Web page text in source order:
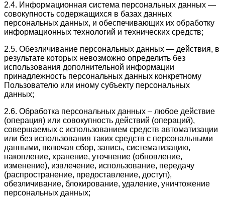
2.4. Информационная система персональных данных —
совокупность содержащихся в базах данных
персональных данных, и обеспечивающих их обработку
информационных технологий и технических средств;
2.5. Обезличивание персональных данных — действия, в
результате которых невозможно определить без
использования дополнительной информации
принадлежность персональных данных конкретному
Пользователю или иному субъекту персональных
данных;
2.6. Обработка персональных данных – любое действие
(операция) или совокупность действий (операций),
совершаемых с использованием средств автоматизации
или без использования таких средств с персональными
данными, включая сбор, запись, систематизацию,
накопление, хранение, уточнение (обновление,
изменение), извлечение, использование, передачу
(распространение, предоставление, доступ),
обезличивание, блокирование, удаление, уничтожение
персональных данных;